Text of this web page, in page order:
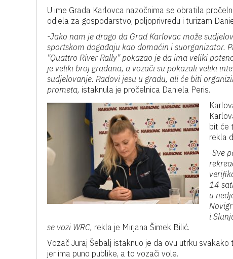
U ime Grada Karlovca nazočnima se obratila
odjela za gospodarstvo, poljoprivredu i turizam
-Jako nam je drago da Grad Karlovac može
sportskom događaju kao domaćin i suorganizator.
"Quattro River Rally" pokazao je da ima veliki
je veliki broj građana, a vozači su pokazali veliki
sudjelovanje. Radovi jesu u gradu, ali će biti
prometa, istaknula je pročelnica Daniela Peris.
bit će
rekla
-Sve
14
u
i
se vozi WRC, rekla je Mirjana Šimek Bilić.
Vozač Juraj Šebalj istaknuo je da ovu utrku svakako
jer ima puno publike, a to vozači vole.